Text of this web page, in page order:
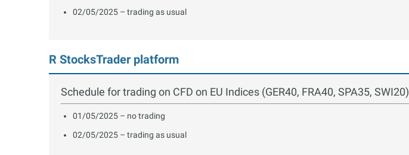
02/05/2025 – trading as usual
R StocksTrader platform
Schedule for trading on CFD on EU Indices (GER40, FRA40, SPA35, SWI20)
01/05/2025 – no trading
02/05/2025 – trading as usual